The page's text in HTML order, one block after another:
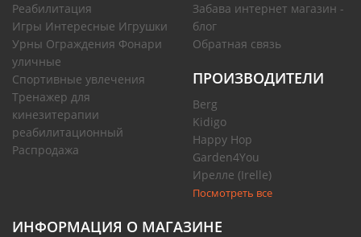
Реабилитация
Игры Интересные Игрушки
Урны Ограждения Фонари
уличные
Спортивные увлечения
Тренажер для
кинезитерапии
реабилитационный
Распродажа
Забава интернет магазин -
блог
Обратная связь
ПРОИЗВОДИТЕЛИ
Berg
Kidigo
Happy Hop
Garden4You
Ирелле (Irelle)
Посмотреть все
ИНФОРМАЦИЯ О МАГАЗИНЕ